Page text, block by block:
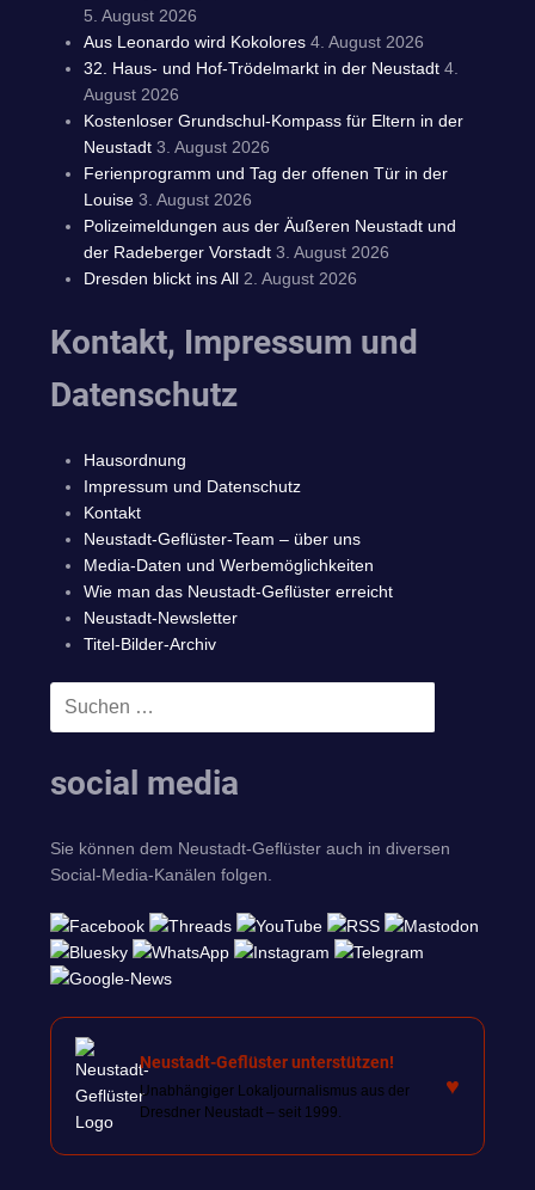
5. August 2026
Aus Leonardo wird Kokolores 4. August 2026
32. Haus- und Hof-Trödelmarkt in der Neustadt 4.
August 2026
Kostenloser Grundschul-Kompass für Eltern in der
Neustadt 3. August 2026
Ferienprogramm und Tag der offenen Tür in der
Louise 3. August 2026
Polizeimeldungen aus der Äußeren Neustadt und
der Radeberger Vorstadt 3. August 2026
Dresden blickt ins All 2. August 2026
Kontakt, Impressum und
Datenschutz
Hausordnung
Impressum und Datenschutz
Kontakt
Neustadt-Geflüster-Team – über uns
Media-Daten und Werbemöglichkeiten
Wie man das Neustadt-Geflüster erreicht
Neustadt-Newsletter
Titel-Bilder-Archiv
Suchen
social media
Sie können dem Neustadt-Geflüster auch in diversen
Social-Media-Kanälen folgen.
Neustadt-Geflüster unterstützen!
Unabhängiger Lokaljournalismus aus der
Dresdner Neustadt – seit 1999.
♥